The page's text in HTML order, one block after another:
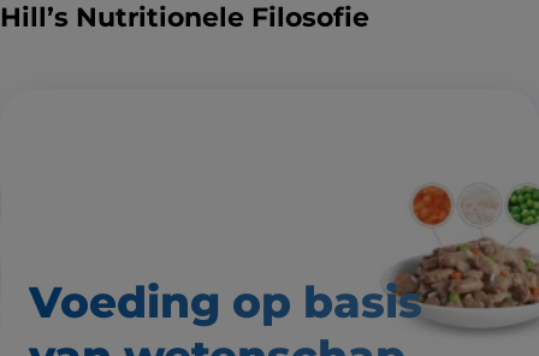
Hill’s Nutritionele Filosofie
Voeding op basis